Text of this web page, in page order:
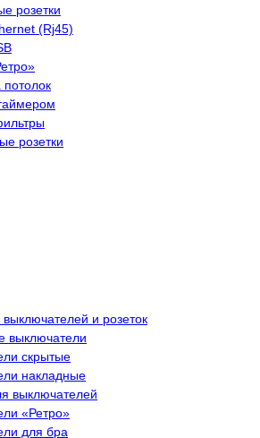
розетки
(Rj45)
потолок
розетки
и розеток
выключатели
скрытые
накладные
выключателей
«Ретро»
для бра